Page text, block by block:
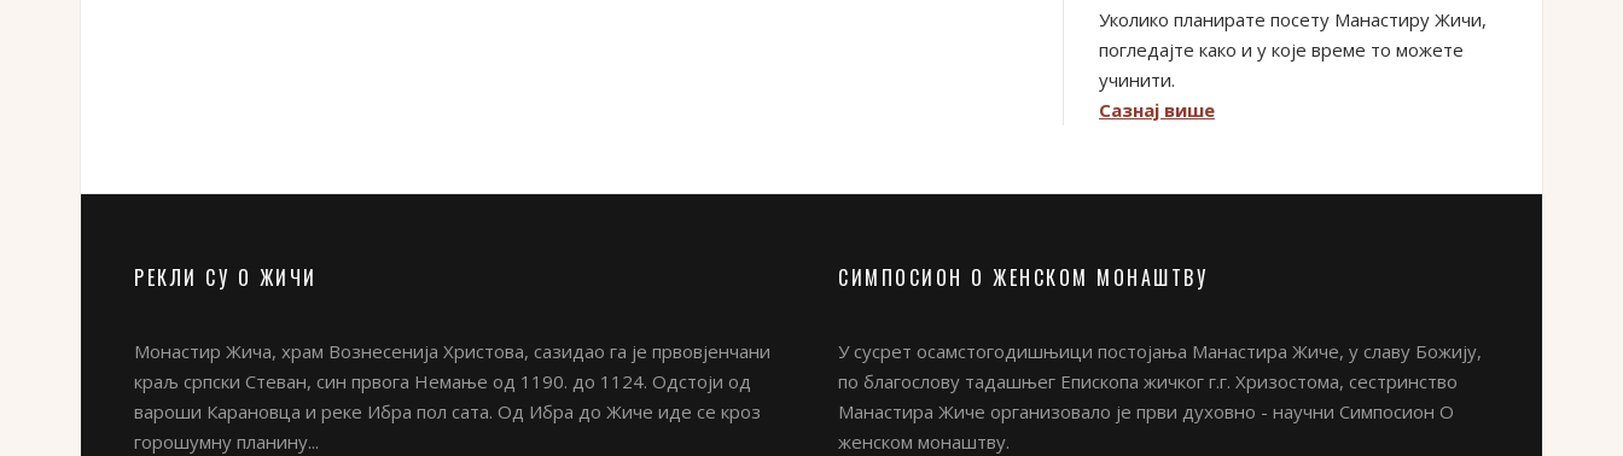
Уколико планирате посету Манастиру Жичи,
погледајте како и у које време то можете
учинити.
Сазнај више
РЕКЛИ СУ О ЖИЧИ
Монастир Жича, храм Вознесенија Христова, сазидао га је првовјенчани
краљ српски Стеван, син првога Немање од 1190. до 1124. Одстоји од
вароши Карановца и реке Ибра пол сата. Од Ибра до Жиче иде се кроз
горошумну планину...
СИМПОСИОН О ЖЕНСКОМ МОНАШТВУ
У сусрет осамстогодишњици постојања Манастира Жиче, у славу Божију,
по благослову тадашњег Епископа жичког г.г. Хризостома, сестринство
Манастира Жиче организовало је први духовно - научни Симпосион О
женском монаштву.